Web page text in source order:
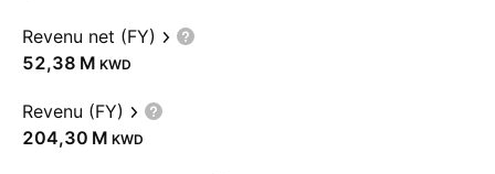
Revenu net (FY)
‪52,38 M‬ KWD
Revenu (FY)
‪204,30 M‬ KWD